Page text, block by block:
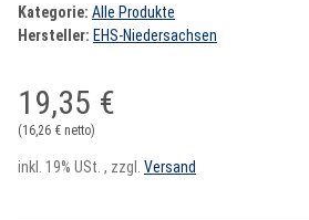
Kategorie: Alle Produkte
Hersteller: EHS-Niedersachsen
19,35 €
(16,26 € netto)
inkl. 19% USt. , zzgl. Versand